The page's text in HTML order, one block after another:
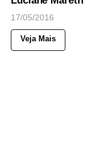
17/05/2016
Veja Mais